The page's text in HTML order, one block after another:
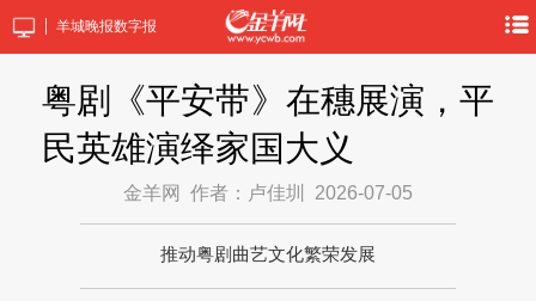
羊城晚报数字报
粤剧《平安带》在穗展演，平
民英雄演绎家国大义
金羊网 作者：卢佳圳 2026-07-05
推动粤剧曲艺文化繁荣发展